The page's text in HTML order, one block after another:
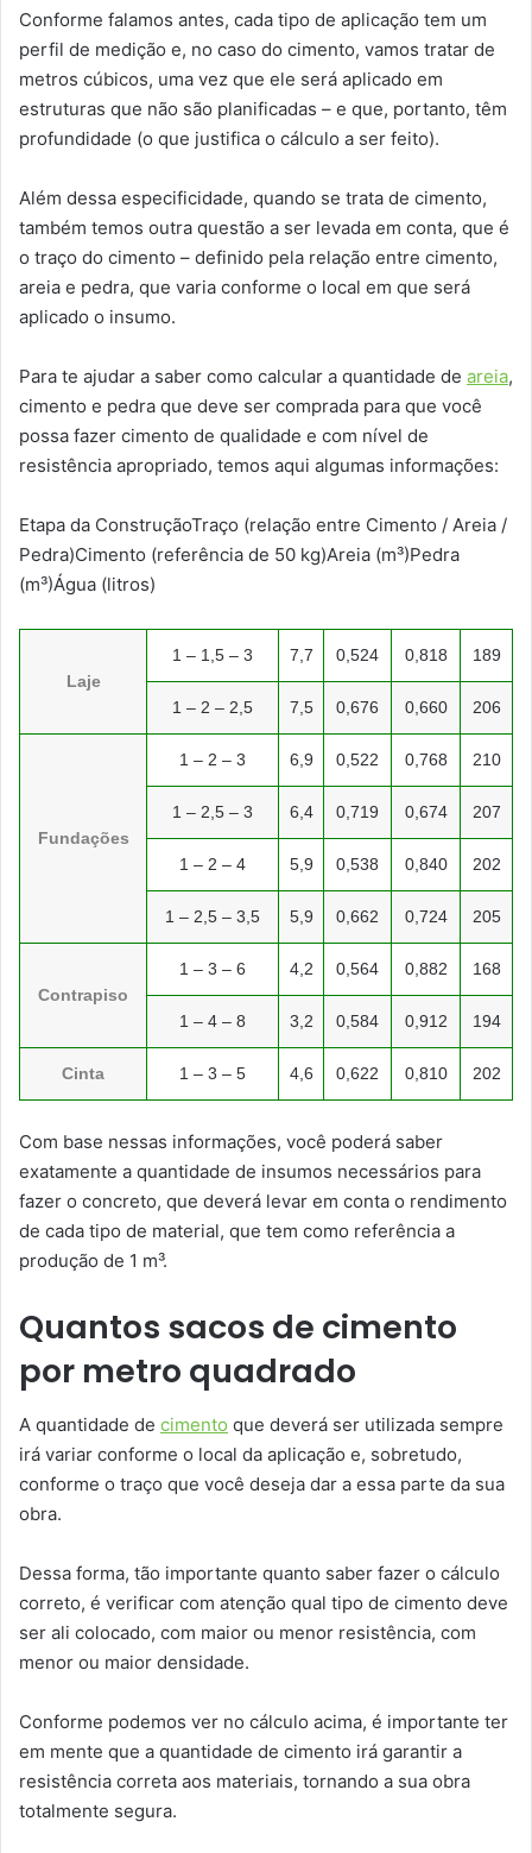
Conforme falamos antes, cada tipo de aplicação tem um
perfil de medição e, no caso do cimento, vamos tratar de
metros cúbicos, uma vez que ele será aplicado em
estruturas que não são planificadas – e que, portanto, têm
profundidade (o que justifica o cálculo a ser feito).
Além dessa especificidade, quando se trata de cimento,
também temos outra questão a ser levada em conta, que é
o traço do cimento – definido pela relação entre cimento,
areia e pedra, que varia conforme o local em que será
aplicado o insumo.
Para te ajudar a saber como calcular a quantidade de areia,
cimento e pedra que deve ser comprada para que você
possa fazer cimento de qualidade e com nível de
resistência apropriado, temos aqui algumas informações:
Etapa da ConstruçãoTraço (relação entre Cimento / Areia /
Pedra)Cimento (referência de 50 kg)Areia (m³)Pedra
(m³)Água (litros)
Laje
1 – 1,5 – 3 7,7 0,524 0,818 189
1 – 2 – 2,5 7,5 0,676 0,660 206
Fundações
1 – 2 – 3 6,9 0,522 0,768 210
1 – 2,5 – 3 6,4 0,719 0,674 207
1 – 2 – 4 5,9 0,538 0,840 202
1 – 2,5 – 3,5 5,9 0,662 0,724 205
Contrapiso
1 – 3 – 6 4,2 0,564 0,882 168
1 – 4 – 8 3,2 0,584 0,912 194
Cinta 1 – 3 – 5 4,6 0,622 0,810 202
Com base nessas informações, você poderá saber
exatamente a quantidade de insumos necessários para
fazer o concreto, que deverá levar em conta o rendimento
de cada tipo de material, que tem como referência a
produção de 1 m³.
Quantos sacos de cimento
por metro quadrado
A quantidade de cimento que deverá ser utilizada sempre
irá variar conforme o local da aplicação e, sobretudo,
conforme o traço que você deseja dar a essa parte da sua
obra.
Dessa forma, tão importante quanto saber fazer o cálculo
correto, é verificar com atenção qual tipo de cimento deve
ser ali colocado, com maior ou menor resistência, com
menor ou maior densidade.
Conforme podemos ver no cálculo acima, é importante ter
em mente que a quantidade de cimento irá garantir a
resistência correta aos materiais, tornando a sua obra
totalmente segura.